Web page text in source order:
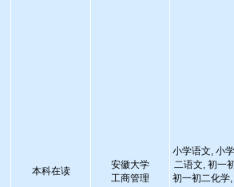
本科在读
安徽大学
工商管理
小学语文, 小
二语文, 初一
初一初二化学